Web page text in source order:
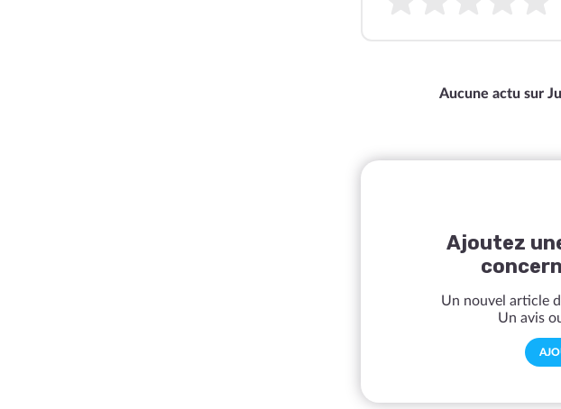
Aucune actu sur
Ajoutez
Un nouvel article
Un avis